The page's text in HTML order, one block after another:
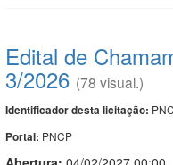
Edital de
3/2026 (78 visual.)
Identificador desta licitação:
Portal: PNCP